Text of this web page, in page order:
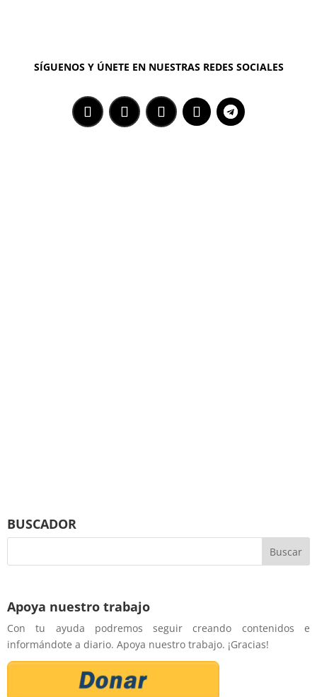
SÍGUENOS Y ÚNETE EN NUESTRAS REDES SOCIALES
BUSCADOR
Apoya nuestro trabajo
Con tu ayuda podremos seguir creando contenidos e
informándote a diario. Apoya nuestro trabajo. ¡Gracias!